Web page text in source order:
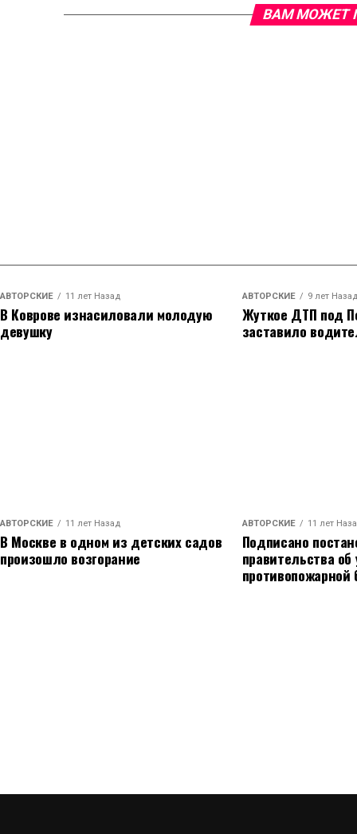
ВАМ МОЖЕТ
АВТОРСКИЕ 11 лет Назад
В Коврове изнасиловали молодую
девушку
АВТОРСКИЕ 9 лет Назад
Жуткое ДТП под
заставило
АВТОРСКИЕ 11 лет Назад
В Москве в одном из детских садов
произошло возгорание
АВТОРСКИЕ 11 лет
Подписано
правительства
противопожарной